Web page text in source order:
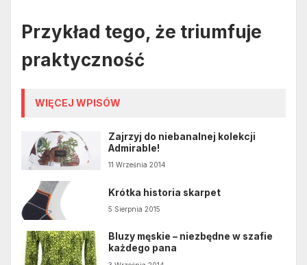
Przykład tego, że triumfuje
praktyczność
WIĘCEJ WPISÓW
Zajrzyj do niebanalnej kolekcji
Admirable!
11 Września 2014
Krótka historia skarpet
5 Sierpnia 2015
Bluzy męskie – niezbędne w szafie
każdego pana